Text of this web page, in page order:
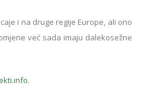
i na druge regije Europe, ali ono
već sada imaju dalekosežne
.